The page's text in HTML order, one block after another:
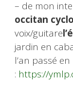
– de mon
occitan
voix/guitare
jardin en
l’an passé
: https://